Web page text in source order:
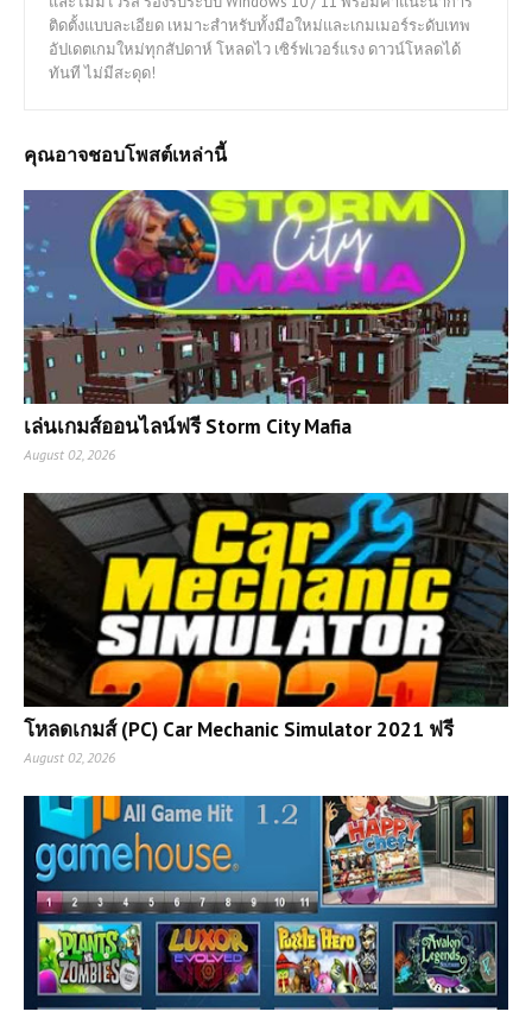
ติดตั้งแบบละเอียด เหมาะสำหรับทั้งมือใหม่และเกมเมอร์ระดับเทพ
อัปเดตเกมใหม่ทุกสัปดาห์ โหลดไว เซิร์ฟเวอร์แรง ดาวน์โหลดได้
ทันที ไม่มีสะดุด!
คุณอาจชอบโพสต์เหล่านี้
เล่นเกมส์ออนไลน์ฟรี Storm City Mafia
August 02, 2026
โหลดเกมส์ (PC) Car Mechanic Simulator 2021 ฟรี
August 02, 2026